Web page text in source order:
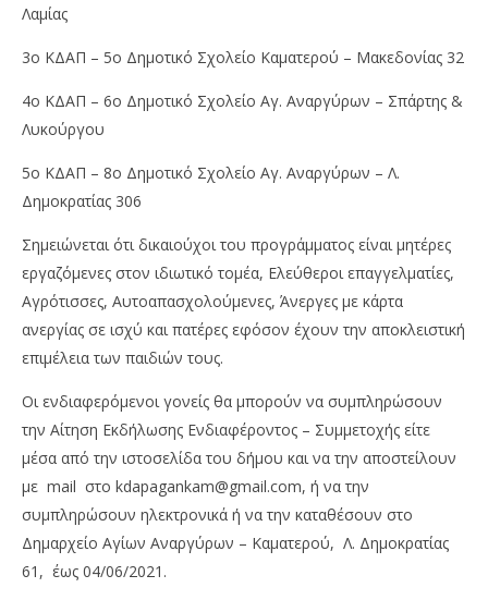
Λαμίας
3ο ΚΔΑΠ – 5ο Δημοτικό Σχολείο Καματερού – Μακεδονίας 32
4ο ΚΔΑΠ – 6ο Δημοτικό Σχολείο Αγ. Αναργύρων – Σπάρτης &
Λυκούργου
5ο ΚΔΑΠ – 8ο Δημοτικό Σχολείο Αγ. Αναργύρων – Λ.
Δημοκρατίας 306
Σημειώνεται ότι δικαιούχοι του προγράμματος είναι μητέρες
εργαζόμενες στον ιδιωτικό τομέα, Ελεύθεροι επαγγελματίες,
Αγρότισσες, Αυτοαπασχολούμενες, Άνεργες με κάρτα
ανεργίας σε ισχύ και πατέρες εφόσον έχουν την αποκλειστική
επιμέλεια των παιδιών τους.
Οι ενδιαφερόμενοι γονείς θα μπορούν να συμπληρώσουν
την Αίτηση Εκδήλωσης Ενδιαφέροντος – Συμμετοχής είτε
μέσα από την ιστοσελίδα του δήμου και να την αποστείλουν
με mail στο kdapagankam@gmail.com, ή να την
συμπληρώσουν ηλεκτρονικά ή να την καταθέσουν στο
Δημαρχείο Αγίων Αναργύρων – Καματερού, Λ. Δημοκρατίας
61, έως 04/06/2021.